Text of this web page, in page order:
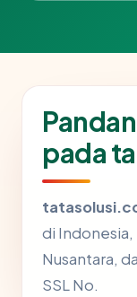
pada
di
Nusantara,
SSL No.